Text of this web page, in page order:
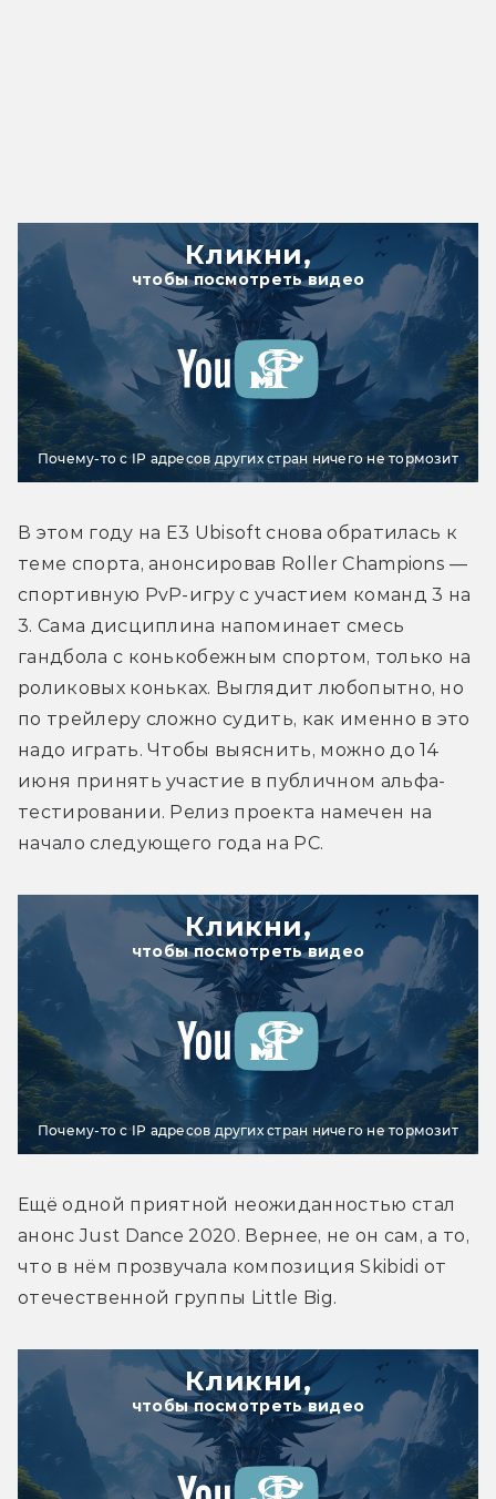
Кликни,
чтобы посмотреть видео
Почему-то с IP адресов других стран ничего не тормозит
В этом году на E3 Ubisoft снова обратилась к
теме спорта, анонсировав Roller Champions —
спортивную PvP-игру с участием команд 3 на
3. Сама дисциплина напоминает смесь
гандбола с конькобежным спортом, только на
роликовых коньках. Выглядит любопытно, но
по трейлеру сложно судить, как именно в это
надо играть. Чтобы выяснить, можно до 14
июня принять участие в публичном альфа-
тестировании. Релиз проекта намечен на
начало следующего года на PC.
Кликни,
чтобы посмотреть видео
Почему-то с IP адресов других стран ничего не тормозит
Ещё одной приятной неожиданностью стал
анонс Just Dance 2020. Вернее, не он сам, а то,
что в нём прозвучала композиция Skibidi от
отечественной группы Little Big.
Кликни,
чтобы посмотреть видео